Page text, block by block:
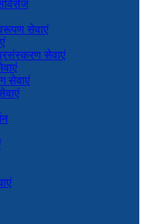
सेवाएं
सेवाएं
सेवाएं